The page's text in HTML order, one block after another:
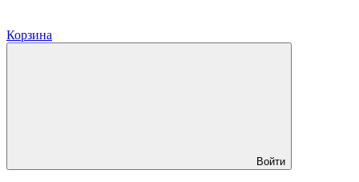
Корзина
Войти